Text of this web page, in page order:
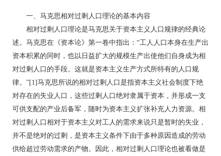
一、马克思相对过剩人口理论的基本内容
相对过剩人口理论是马克思关于资本主义人口规律的经典论
述。马克思在《资本论》第一卷中指出：“工人人口本身在生产出
资本积累的同时，也以日益扩大的规模生产出使他们自身成为相
对过剩人口的手段。这就是资本主义生产方式所特有的人口规
律。”[1]马克思所说的相对过剩人口是指资本主义社会制度下绝
对存在的失业人口，这些过剩人口绝对隶属于资本，并形成一支
可供支配的产业后备军，随时为资本主义扩张补充人力资源。相
对过剩人口相对于资本主义对工人的需求来说只是暂时的失业，
并不是绝对的过剩，是资本主义条件下由于多种原因造成的劳动
供给超过劳动需求的产物。因此，相对过剩人口理论也被看做是